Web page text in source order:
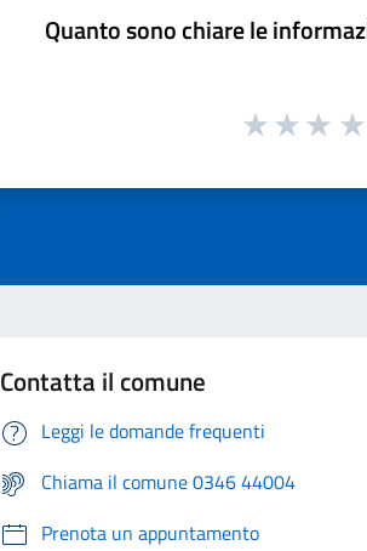
Quanto sono chiare le
Contatta il comune
Leggi le domande frequenti
Chiama il comune 0346 44004
Prenota un appuntamento